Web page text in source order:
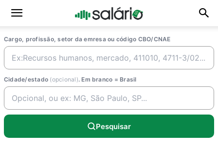
Cargo, profissão, setor da emresa ou código CBO/CNAE
Cidade/estado (opcional). Em branco = Brasil
Pesquisar